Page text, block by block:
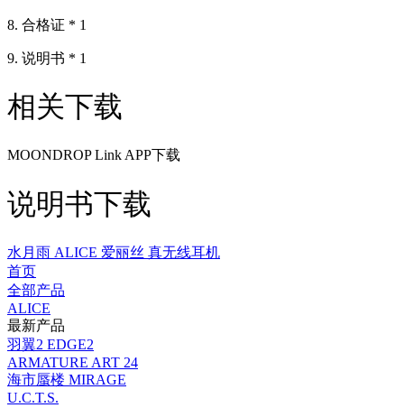
8. 合格证 * 1
9. 说明书 * 1
相关下载
MOONDROP Link APP下载
说明书下载
水月雨 ALICE 爱丽丝 真无线耳机
首页
全部产品
ALICE
最新产品
羽翼2 EDGE2
ARMATURE ART 24
海市蜃楼 MIRAGE
U.C.T.S.